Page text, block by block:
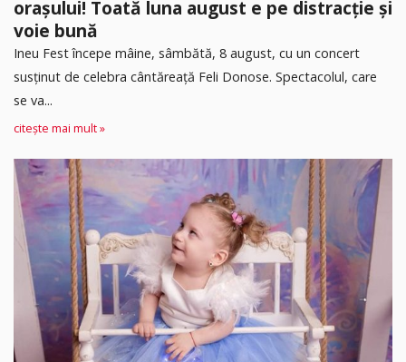
orașului! Toată luna august e pe distracție și
voie bună
Ineu Fest începe mâine, sâmbătă, 8 august, cu un concert
susținut de celebra cântăreață Feli Donose. Spectacolul, care
se va...
citește mai mult »